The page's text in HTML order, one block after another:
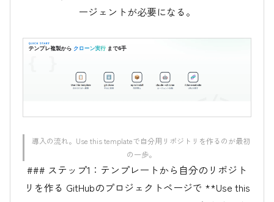
ージェントが必要になる。
導入の流れ。Use this templateで自分用リポジトリを作るのが最初
の一歩。
### ステップ1：テンプレートから自分のリポジト
リを作る GitHubのプロジェクトページで **Use this